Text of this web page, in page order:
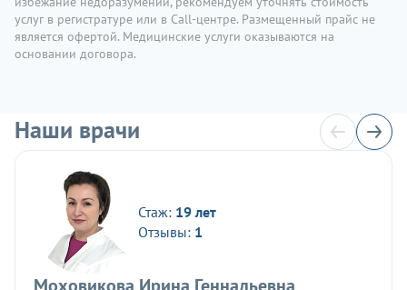
услуг в регистратуре или в Call-центре. Размещенный прайс не
является офертой. Медицинские услуги оказываются на
основании договора.
Наши врачи
Стаж: 19 лет
Отзывы: 1